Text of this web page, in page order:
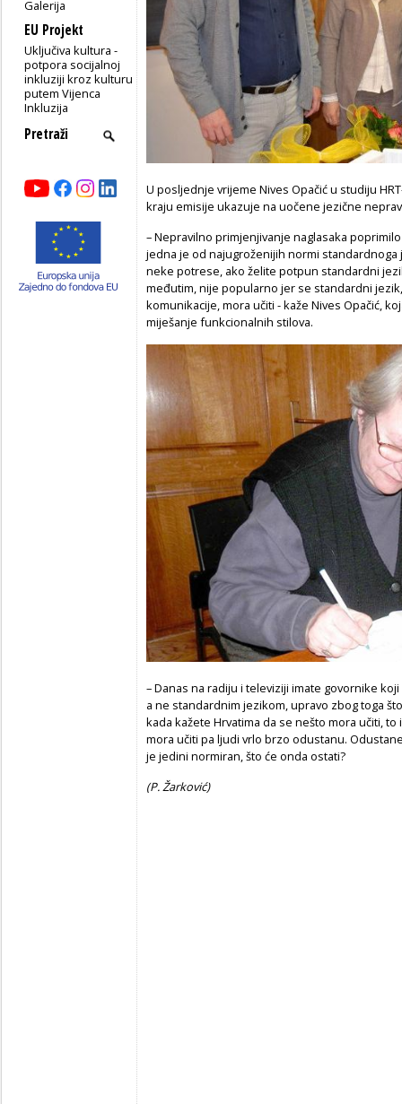
Galerija
EU Projekt
Uključiva kultura -
potpora socijalnoj
inkluziji kroz kulturu
putem Vijenca
Inkluzija
U posljednje vrijeme Nives Opačić u studiju
kraju emisije ukazuje na uočene jezične
– Nepravilno primjenjivanje naglasaka
jedna je od najugroženijih normi
neke potrese, ako želite potpun standardni
međutim, nije popularno jer se standardni
komunikacije, mora učiti - kaže Nives Opačić,
miješanje funkcionalnih stilova.
– Danas na radiju i televiziji imate govornike
a ne standardnim jezikom, upravo zbog toga
kada kažete Hrvatima da se nešto mora učiti,
mora učiti pa ljudi vrlo brzo odustanu.
je jedini normiran, što će onda ostati?
(P. Žarković)